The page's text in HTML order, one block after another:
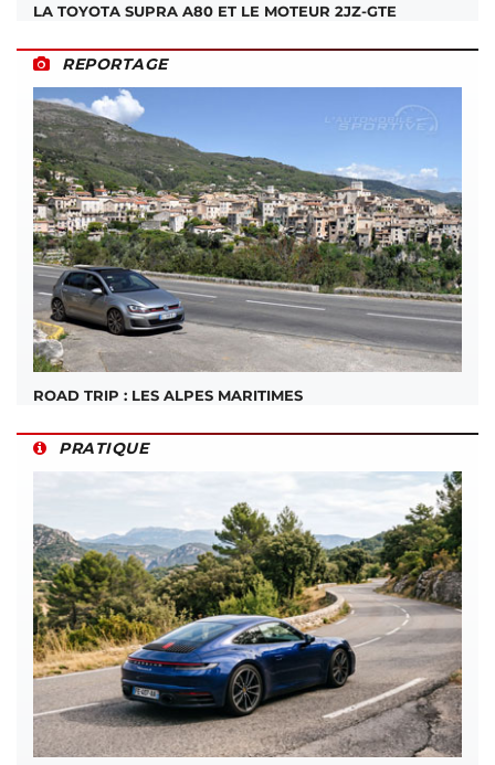
LA TOYOTA SUPRA A80 ET LE MOTEUR 2JZ-GTE
REPORTAGE
ROAD TRIP : LES ALPES MARITIMES
PRATIQUE